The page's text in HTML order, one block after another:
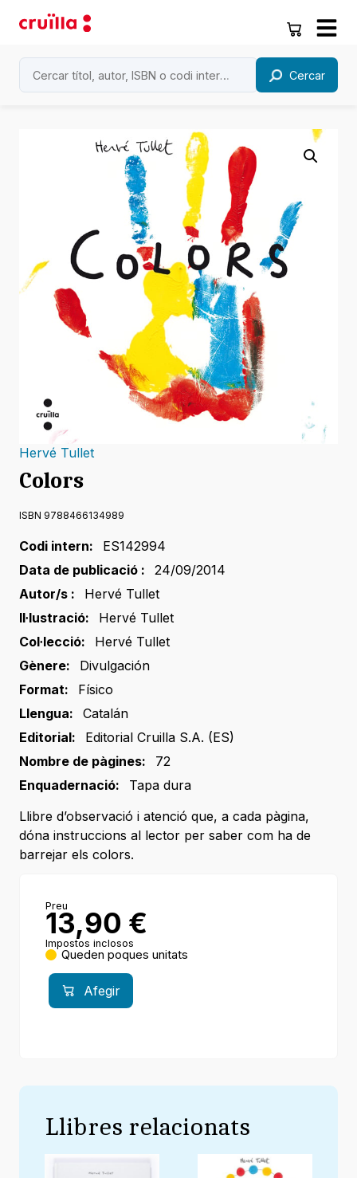
Cercar
Hervé Tullet
Colors
ISBN 9788466134989
Codi intern:
ES142994
Data de publicació :
24/09/2014
Autor/s :
Hervé Tullet
Il·lustració:
Hervé Tullet
Col·lecció:
Hervé Tullet
Gènere:
Divulgación
Format:
Físico
Llengua:
Catalán
Editorial:
Editorial Cruilla S.A. (ES)
Nombre de pàgines:
72
Enquadernació:
Tapa dura
Llibre d’observació i atenció que, a cada pàgina,
dóna instruccions al lector per saber com ha de
barrejar els colors.
Preu
13,90 €
Impostos inclosos
Queden poques unitats
Afegir
Llibres relacionats